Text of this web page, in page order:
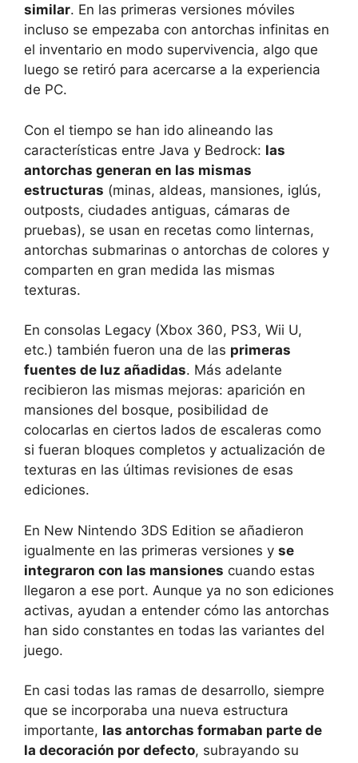
similar. En las primeras versiones móviles
incluso se empezaba con antorchas infinitas en
el inventario en modo supervivencia, algo que
luego se retiró para acercarse a la experiencia
de PC.
Con el tiempo se han ido alineando las
características entre Java y Bedrock: las
antorchas generan en las mismas
estructuras (minas, aldeas, mansiones, iglús,
outposts, ciudades antiguas, cámaras de
pruebas), se usan en recetas como linternas,
antorchas submarinas o antorchas de colores y
comparten en gran medida las mismas
texturas.
En consolas Legacy (Xbox 360, PS3, Wii U,
etc.) también fueron una de las primeras
fuentes de luz añadidas. Más adelante
recibieron las mismas mejoras: aparición en
mansiones del bosque, posibilidad de
colocarlas en ciertos lados de escaleras como
si fueran bloques completos y actualización de
texturas en las últimas revisiones de esas
ediciones.
En New Nintendo 3DS Edition se añadieron
igualmente en las primeras versiones y se
integraron con las mansiones cuando estas
llegaron a ese port. Aunque ya no son ediciones
activas, ayudan a entender cómo las antorchas
han sido constantes en todas las variantes del
juego.
En casi todas las ramas de desarrollo, siempre
que se incorporaba una nueva estructura
importante, las antorchas formaban parte de
la decoración por defecto, subrayando su